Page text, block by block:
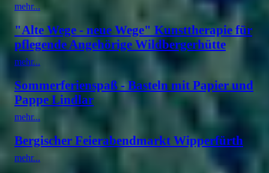
mehr...
"Alte Wege - neue Wege" Kunsttherapie für
pflegende Angehörige Wildbergerhütte
mehr...
Sommerferienspaß - Basteln mit Papier und
Pappe Lindlar
mehr...
Bergischer Feierabendmarkt Wipperfürth
mehr...